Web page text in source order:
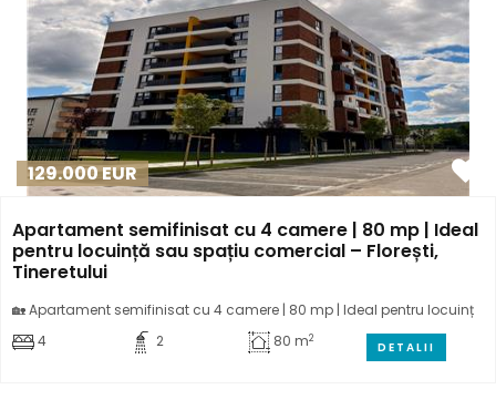
129.000EUR
Apartament semifinisat cu 4 camere | 80 mp | Ideal
pentru locuință sau spațiu comercial – Florești,
Tineretului
🏡 Apartament semifinisat cu 4 camere | 80 mp | Ideal pentru locuinț
4
2 80 m2
DETALII